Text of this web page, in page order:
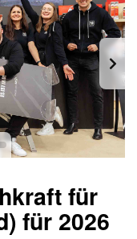
für
für 2026